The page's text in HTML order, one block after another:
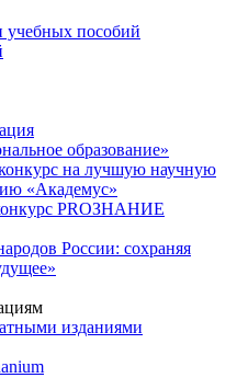
учебных пособий
образование»
на лучшую научную
«Академус»
PROЗНАНИЕ
России: сохраняя
изданиями